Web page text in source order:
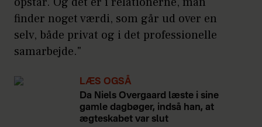
finder noget værdi, som går ud over en
selv, både privat og i det professionelle
samarbejde."
LÆS OGSÅ
Da Niels Overgaard læste i sine
gamle dagbøger, indså han, at
ægteskabet var slut